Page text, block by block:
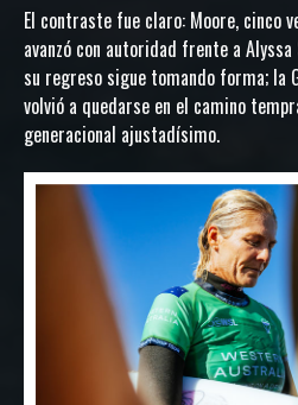
El contraste fue claro: Moore, cinco
avanzó con autoridad frente a
su regreso sigue tomando forma; la
volvió a quedarse en el camino
generacional ajustadísimo.